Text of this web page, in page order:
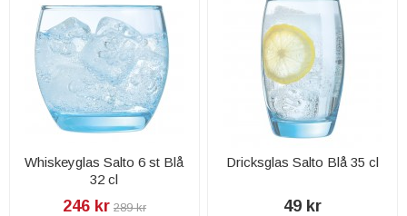
Whiskeyglas Salto 6 st Blå
32 cl
246 kr 289 kr
Dricksglas Salto Blå 35 cl
49 kr